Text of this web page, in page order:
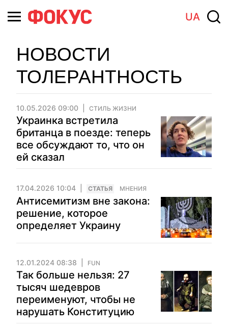
UA
НОВОСТИ
ТОЛЕРАНТНОСТЬ
10.05.2026 09:00 СТИЛЬ ЖИЗНИ
Украинка встретила
британца в поезде: теперь
все обсуждают то, что он
ей сказал
17.04.2026 10:04 CТАТЬЯ МНЕНИЯ
Антисемитизм вне закона:
решение, которое
определяет Украину
12.01.2024 08:38 FUN
Так больше нельзя: 27
тысяч шедевров
переименуют, чтобы не
нарушать Конституцию